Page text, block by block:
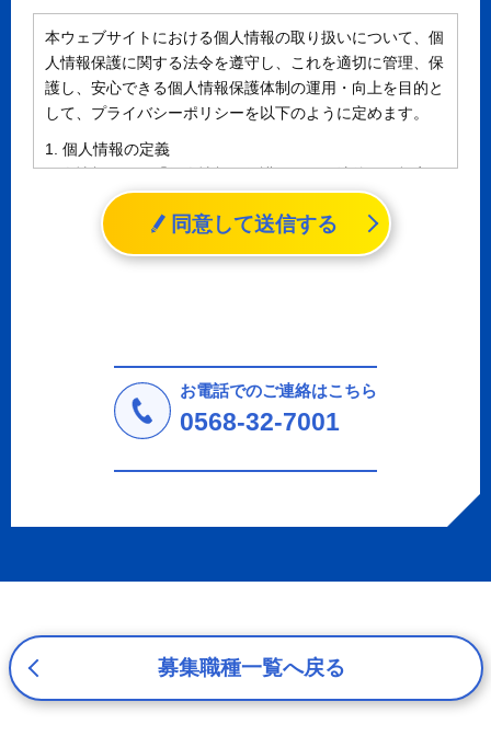
本ウェブサイトにおける個人情報の取り扱いについて、個
人情報保護に関する法令を遵守し、これを適切に管理、保
護し、安心できる個人情報保護体制の運用・向上を目的と
して、プライバシーポリシーを以下のように定めます。
1. 個人情報の定義
個人情報とは、「個人情報の保護に関する法律」に規定さ
れる生存する個人に関する情報であって、氏名、生年月日
その他の記述等により特定の個人を識別することができる
情報（個人識別情報）を指します。
法令により許された場合を除き、個人情報を第三者に提供
しません。
a.応募者等からのお問い合わせに対応・管理するため
b.本ウェブサイトにおけるサービスの提供・運用のため
3. プライバシー尊重
4. 法令等の遵守
応募者等の個人情報の取得、利用その他一切の取り扱いに
令、及び本プライバシーポリシーを遵守します。
同意して送信する
お電話でのご連絡はこちら
0568-32-7001
募集職種一覧へ戻る